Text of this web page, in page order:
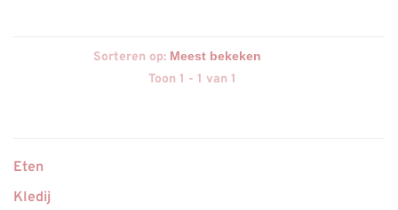
Sorteren op:
Toon 1 - 1 van 1
Eten
Kledij